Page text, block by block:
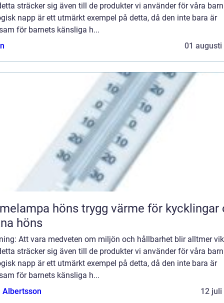
sträcker sig även till de produkter vi använder för våra
napp är ett utmärkt exempel på detta, då den inte bara är
för barnets känsliga h...
01 augusti
höns trygg värme för kycklingar och
höns
Att vara medveten om miljön och hållbarhet blir alltmer
sträcker sig även till de produkter vi använder för våra
napp är ett utmärkt exempel på detta, då den inte bara är
för barnets känsliga h...
Albertsson
12 juli